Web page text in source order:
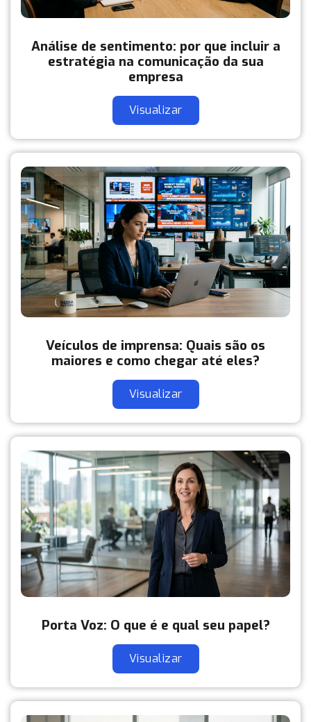
Análise de sentimento: por que incluir a
estratégia na comunicação da sua
empresa
Visualizar
Veículos de imprensa: Quais são os
maiores e como chegar até eles?
Visualizar
Porta Voz: O que é e qual seu papel?
Visualizar